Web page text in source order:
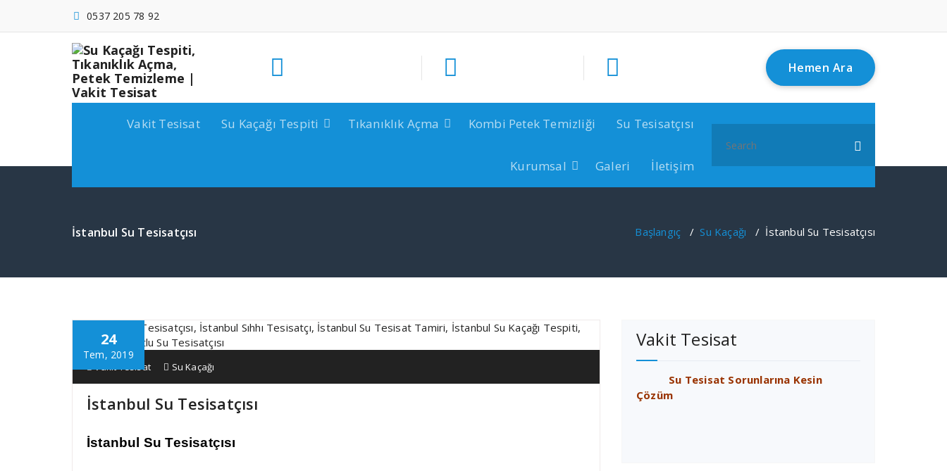
0537 205 78 92
Hemen Ara
Vakit Tesisat Su Kaçağı Tespiti Tıkanıklık Açma Kombi Petek Temizliği Su Tesisatçısı
Kurumsal Galeri İletişim
for:
İstanbul Su Tesisatçısı Başlangıç /Su Kaçağı / İstanbul Su Tesisatçısı
24
Tem, 2019
Vakit Tesisat Su Kaçağı
İstanbul Su Tesisatçısı
İstanbul Su Tesisatçısı
Vakit Tesisat
Su Tesisat Sorunlarına Kesin
Çözüm